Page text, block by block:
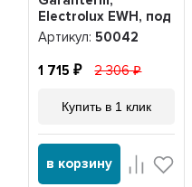
Electrolux EWH, под
анод М4, нерж,
PREMIUM, 50042
Артикул:50042
1 715 2 306
Купить в 1 клик
в корзину